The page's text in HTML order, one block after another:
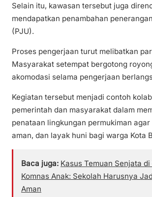
Selain itu, kawasan tersebut juga
mendapatkan penambahan
(PJU).
Proses pengerjaan turut melibatkan
Masyarakat setempat bergotong
akomodasi selama pengerjaan
Kegiatan tersebut menjadi contoh
pemerintah dan masyarakat dalam
penataan lingkungan permukiman
aman, dan layak huni bagi warga Kota
Baca juga: Kasus Temuan Senjata di
Komnas Anak: Sekolah Harusnya
Aman